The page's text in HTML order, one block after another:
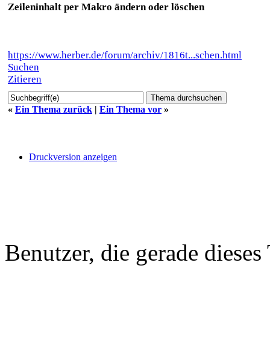
Zeileninhalt per Makro ändern oder löschen
https://www.herber.de/forum/archiv/1816t...schen.html
Suchen
Zitieren
« Ein Thema zurück | Ein Thema vor »
Druckversion anzeigen
Benutzer, die gerade